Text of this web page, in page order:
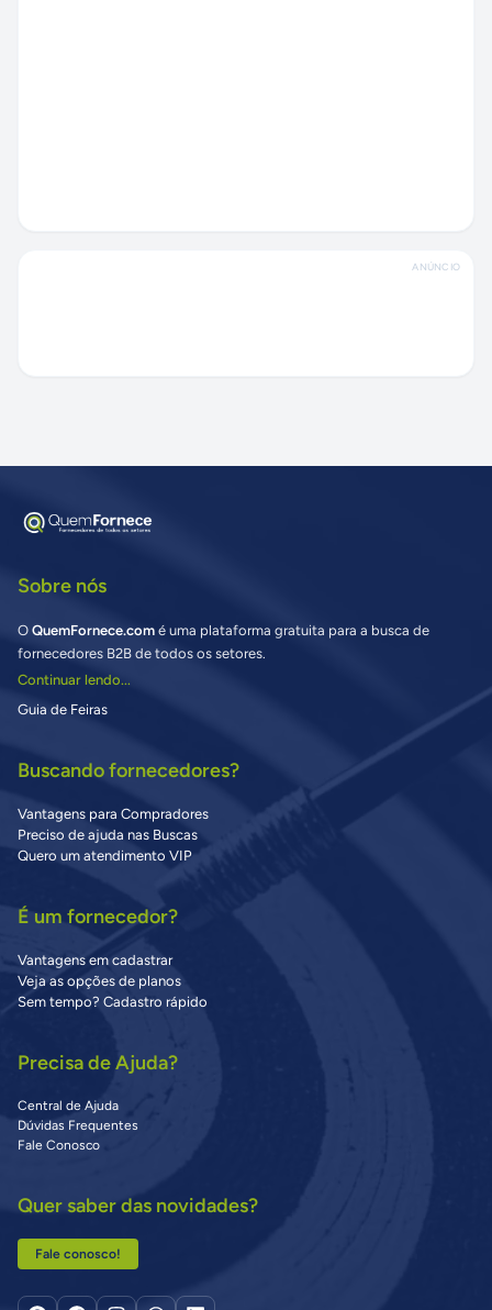
ANÚNCIO
Sobre nós
O QuemFornece.com é uma plataforma gratuita para a busca de
fornecedores B2B de todos os setores.
Continuar lendo...
Guia de Feiras
Buscando fornecedores?
Vantagens para Compradores
Preciso de ajuda nas Buscas
Quero um atendimento VIP
É um fornecedor?
Vantagens em cadastrar
Veja as opções de planos
Sem tempo? Cadastro rápido
Precisa de Ajuda?
Central de Ajuda
Dúvidas Frequentes
Fale Conosco
Quer saber das novidades?
Fale conosco!